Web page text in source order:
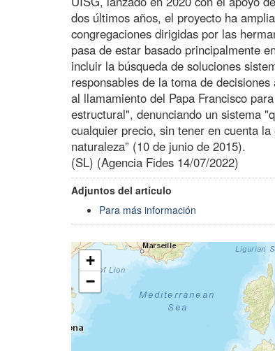
dos últimos años, el proyecto ha
congregaciones dirigidas por las
pasa de estar basado principalmente
incluir la búsqueda de soluciones
responsables de la toma de
al llamamiento del Papa Francisco
estructural", denunciando un sistema
cualquier precio, sin tener en cuenta
naturaleza” (10 de junio de 2015).
(SL) (Agencia Fides 14/07/2022)
Adjuntos del artículo
Para más información
+
−